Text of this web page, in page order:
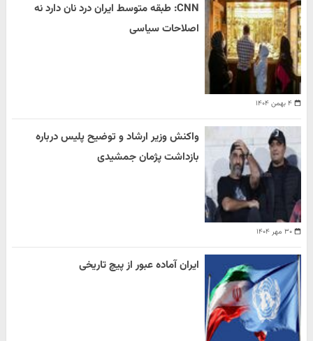
۴ بهمن ۱۴۰۴
CNN: طبقه متوسط ایران درد نان دارد نه
اصلاحات سیاسی
۳۰ مهر ۱۴۰۴
واکنش وزیر ارشاد و توضیح پلیس درباره
بازداشت پژمان جمشیدی
ایران آماده عبور از پیچ تاریخی